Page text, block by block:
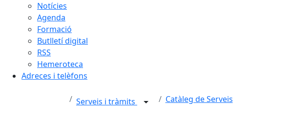
Notícies
Agenda
Formació
Butlletí digital
RSS
Hemeroteca
Adreces i telèfons
Serveis i tràmits Catàleg de Serveis